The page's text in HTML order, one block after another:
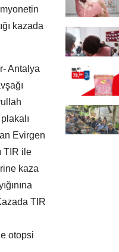
kazada
Antalya
Evirgen
TIR ile
kaza
TIR
otopsi